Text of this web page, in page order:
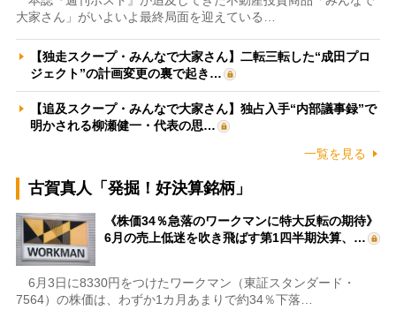
大家さん」がいよいよ最終局面を迎えている…
【独走スクープ・みんなで大家さん】二転三転した“成田プロ
ジェクト”の計画変更の裏で起き…
【追及スクープ・みんなで大家さん】独占入手“内部議事録”で
明かされる柳瀬健一・代表の思…
一覧を見る
古賀真人「発掘！好決算銘柄」
《株価34％急落のワークマンに特大反転の期待》
6月の売上低迷を吹き飛ばす第1四半期決算、…
6月3日に8330円をつけたワークマン（東証スタンダード・
7564）の株価は、わずか1カ月あまりで約34％下落…